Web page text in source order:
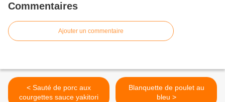
Commentaires
Ajouter un commentaire
< Sauté de porc aux
courgettes sauce yakitori
Blanquette de poulet au
bleu >